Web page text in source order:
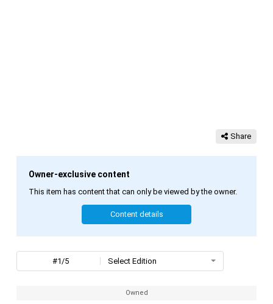
Share
Owner-exclusive content
This item has content that can only be viewed by the owner.
Content details
#1/5 Select Edition
Owned